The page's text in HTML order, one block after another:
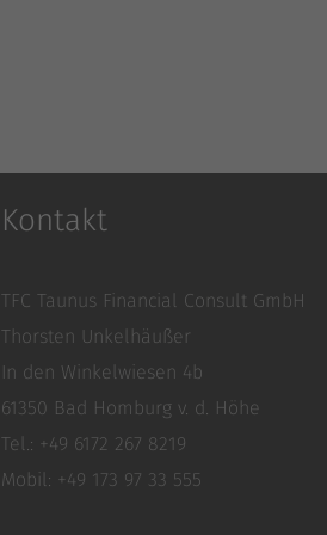
Kontakt
TFC Taunus Financial Consult GmbH
Thorsten Unkelhäußer
In den Winkelwiesen 4b
61350 Bad Homburg v. d. Höhe
Tel.: +49 6172 267 8219
Mobil: +49 173 97 33 555